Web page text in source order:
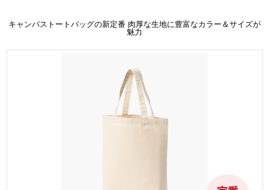
キャンバストートバッグの新定番 肉厚な生地に豊富なカラー＆サイズが
魅力